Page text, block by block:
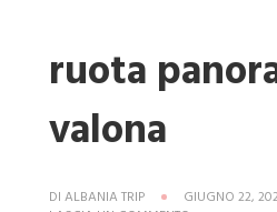
ruota
valona
DI ALBANIA TRIP
GIUGNO 22,